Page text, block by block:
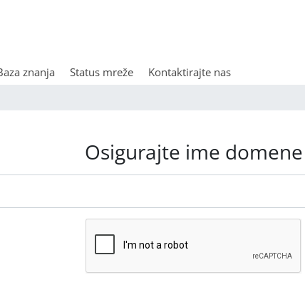
znanja Status mreže Kontaktirajte nas
Osigurajte ime domene